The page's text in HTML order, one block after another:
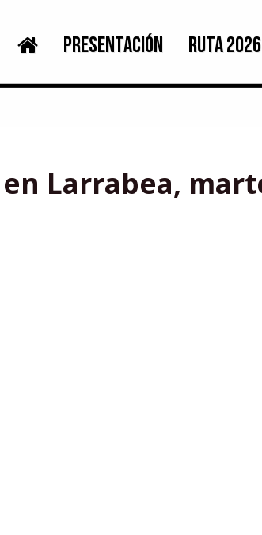
PRESENTACIÓN RUTA 2026
Larrabea,